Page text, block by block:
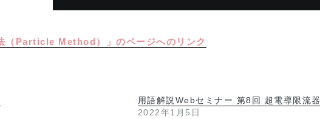
（Particle Method）」のページへのリンク
用語解説Webセミナー 第8回 超電導限流器
2022年1月5日